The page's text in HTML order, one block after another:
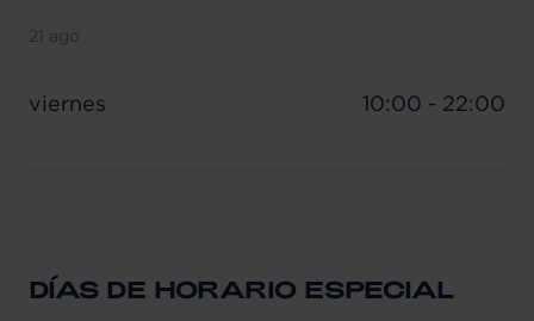
21 ago
viernes 10:00 - 22:00
DÍAS DE HORARIO ESPECIAL